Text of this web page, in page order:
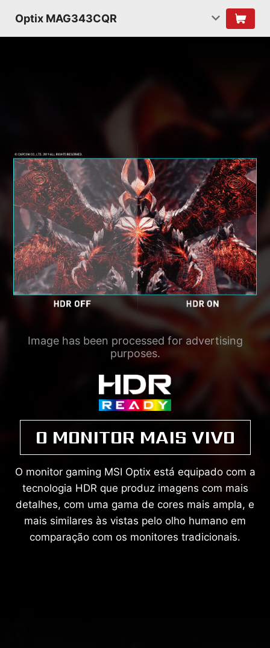
Optix MAG343CQR
Image has been processed for advertising
purposes.
O MONITOR MAIS VIVO
O monitor gaming MSI Optix está equipado com a
tecnologia HDR que produz imagens com mais
detalhes, com uma gama de cores mais ampla, e
mais similares às vistas pelo olho humano em
comparação com os monitores tradicionais.